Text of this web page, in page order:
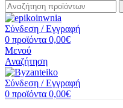
Σύνδεση / Εγγραφή
0 προϊόντα 0,00€
Μενού
Αναζήτηση
Σύνδεση / Εγγραφή
0 προϊόντα 0,00€